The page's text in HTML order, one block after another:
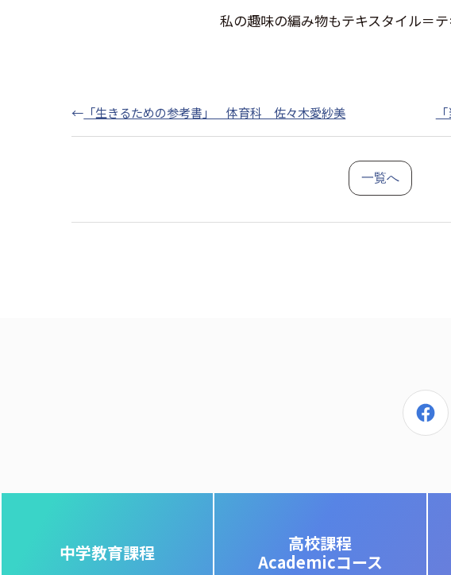
私の趣味の編み物もテキスタイル＝テキ
← 「生きるための参考書」 体育科 佐々木愛紗美
一覧へ
中学教育課程
高校課程
Academicコース